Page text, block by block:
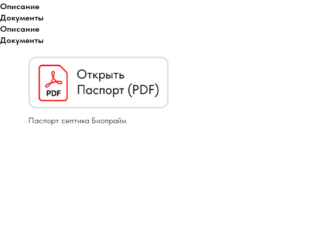
Описание
Документы
Описание
Документы
Паспорт септика Биопрайм